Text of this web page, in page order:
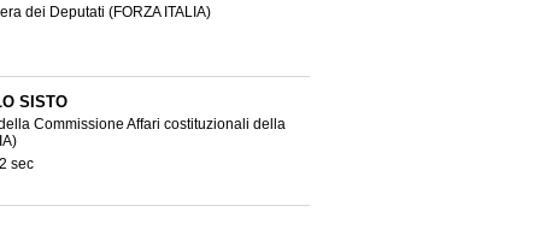
dei Deputati (FORZA ITALIA)
SISTO
Commissione Affari costituzionali della
sec